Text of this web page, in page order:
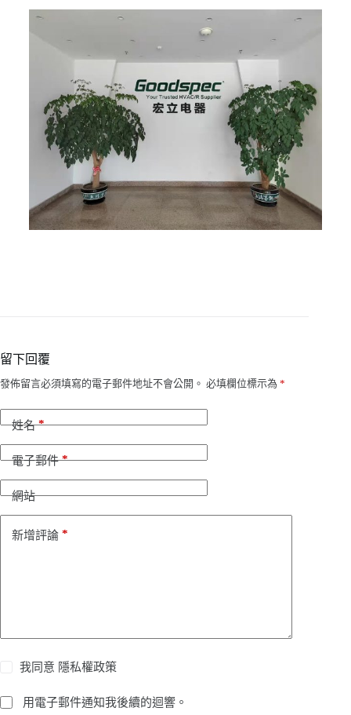
留下回覆
發佈留言必須填寫的電子郵件地址不會公開。 必填欄位標示為 *
姓名*
電子郵件*
網站
新增評論 *
我同意 隱私權政策
用電子郵件通知我後續的迴響。